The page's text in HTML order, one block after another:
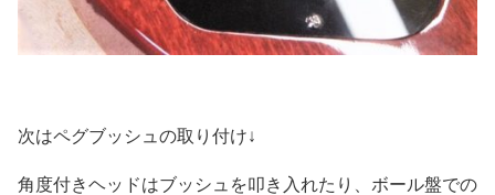
次はペグブッシュの取り付け↓
角度付きヘッドはブッシュを叩き入れたり、ボール盤での